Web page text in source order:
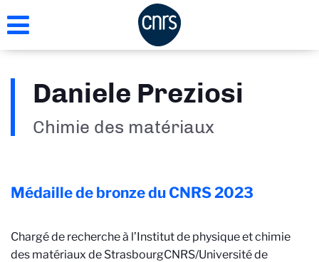
au
Daniele Preziosi
Chimie des matériaux
Médaille de bronze du CNRS2023
Chargé de recherche à l’Institut de physique et chimie
des matériaux de StrasbourgCNRS/Université de